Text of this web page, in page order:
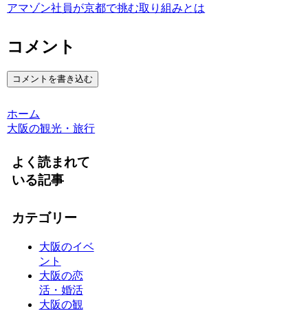
アマゾン社員が京都で挑む取り組みとは
コメント
コメントを書き込む
ホーム
大阪の観光・旅行
よく読まれて
いる記事
カテゴリー
大阪のイベ
ント
大阪の恋
活・婚活
大阪の観